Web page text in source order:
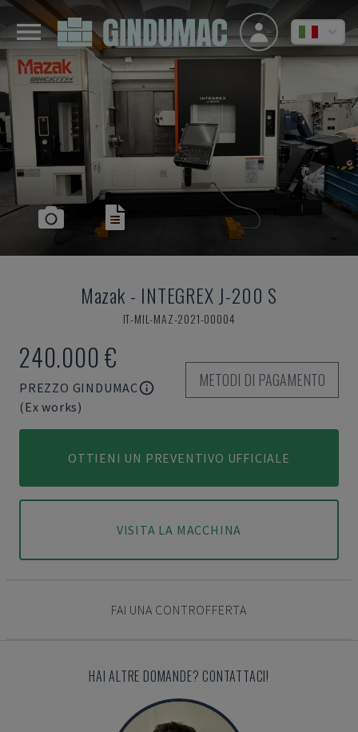
Mazak - INTEGREX J-200 S
IT-MIL-MAZ-2021-00004
240.000 €
PREZZO GINDUMAC
(Ex works)
METODI DI PAGAMENTO
OTTIENI UN PREVENTIVO UFFICIALE
VISITA LA MACCHINA
FAI UNA CONTROFFERTA
HAI ALTRE DOMANDE? CONTATTACI!